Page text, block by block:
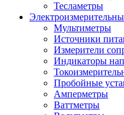
Тесламетры
Мультиметры
Источники
Измерители
Индикаторы
Пробойные
Амперметры
Ваттметры